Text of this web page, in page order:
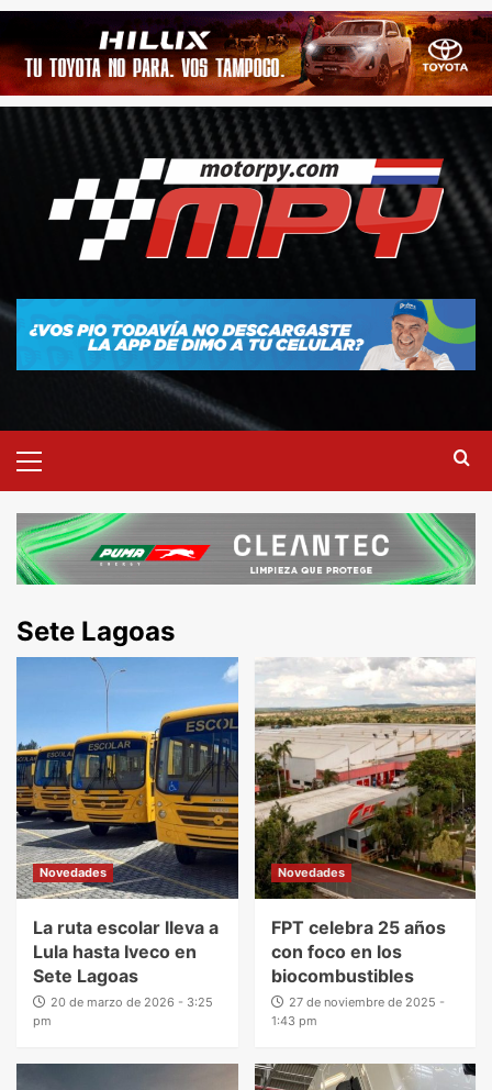
Sete Lagoas
Novedades
La ruta escolar lleva a
Lula hasta Iveco en
Sete Lagoas
20 de marzo de 2026 - 3:25
pm
Novedades
FPT celebra 25 años
con foco en los
biocombustibles
27 de noviembre de 2025 -
1:43 pm